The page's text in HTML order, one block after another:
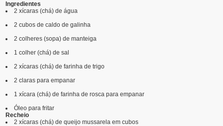
Ingredientes
2 xícaras (chá) de água
2 cubos de caldo de galinha
2 colheres (sopa) de manteiga
1 colher (chá) de sal
2 xícaras (chá) de farinha de trigo
2 claras para empanar
1 xícara (chá) de farinha de rosca para empanar
Óleo para fritar
Recheio
2 xícaras (chá) de queijo mussarela em cubos